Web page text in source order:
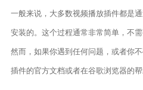
一般来说，大多数视频播放插件都是
安装的。这个过程通常非常简单，不需
然而，如果你遇到任何问题，或者你
插件的官方文档或者在谷歌浏览器的帮